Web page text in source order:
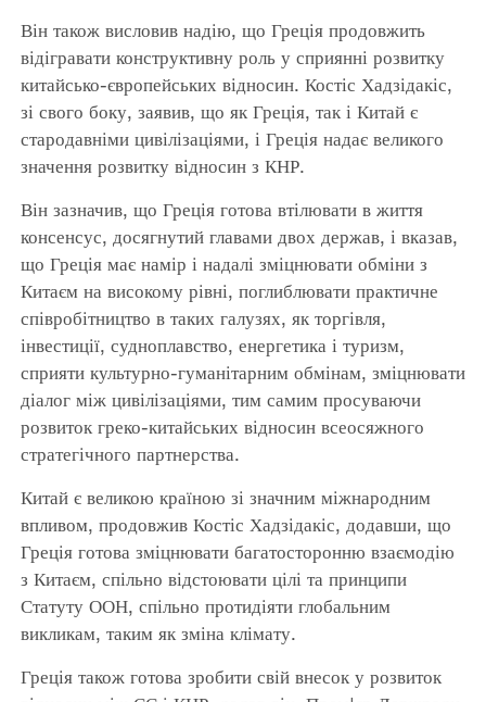
Він також висловив надію, що Греція продовжить
відігравати конструктивну роль у сприянні розвитку
китайсько-європейських відносин. Костіс Хадзідакіс,
зі свого боку, заявив, що як Греція, так і Китай є
стародавніми цивілізаціями, і Греція надає великого
значення розвитку відносин з КНР.
Він зазначив, що Греція готова втілювати в життя
консенсус, досягнутий главами двох держав, і вказав,
що Греція має намір і надалі зміцнювати обміни з
Китаєм на високому рівні, поглиблювати практичне
співробітництво в таких галузях, як торгівля,
інвестиції, судноплавство, енергетика і туризм,
сприяти культурно-гуманітарним обмінам, зміцнювати
діалог між цивілізаціями, тим самим просуваючи
розвиток греко-китайських відносин всеосяжного
стратегічного партнерства.
Китай є великою країною зі значним міжнародним
впливом, продовжив Костіс Хадзідакіс, додавши, що
Греція готова зміцнювати багатосторонню взаємодію
з Китаєм, спільно відстоювати цілі та принципи
Статуту ООН, спільно протидіяти глобальним
викликам, таким як зміна клімату.
Греція також готова зробити свій внесок у розвиток